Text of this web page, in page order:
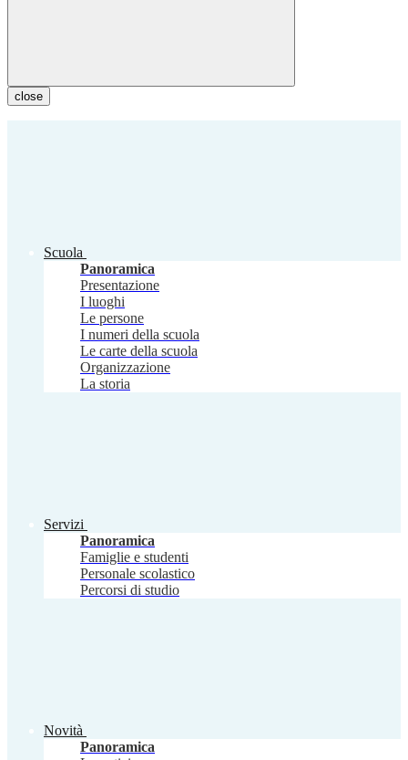
close
Scuola
Panoramica
Presentazione
I luoghi
Le persone
I numeri della scuola
Le carte della scuola
Organizzazione
La storia
Servizi
Panoramica
Famiglie e studenti
Personale scolastico
Percorsi di studio
Novità
Panoramica